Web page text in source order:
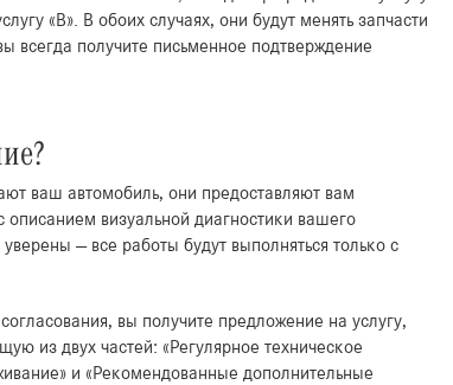
«В». В обоих случаях, они будут менять запчасти
всегда получите письменное подтверждение
ваш автомобиль, они предоставляют вам
визуальной диагностики вашего
— все работы будут выполняться только с
вы получите предложение на услугу,
из двух частей: «Регулярное техническое
и «Рекомендованные дополнительные